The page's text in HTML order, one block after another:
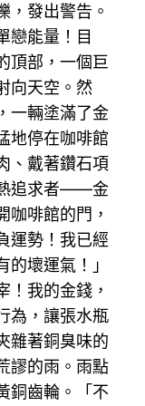
，發出警告。
戀能量！目
頂部，一個巨
向天空。然
一輛塗滿了金
地停在咖啡館
、戴著鑽石項
追求者——金
咖啡館的門，
運勢！我已經
壞運氣！」
！我的金錢，
為，讓張水瓶
雜著銅臭味的
謬的雨。雨點
銅齒輪。「不